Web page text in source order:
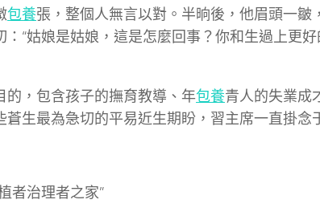
包養張，整個人無言以對。半晌後，他眉頭一皺
“姑娘是姑娘，這是怎麼回事？你和生過上更好
的，包含孩子的撫育教導、年包養青人的失業成
生最為急切的平易近生期盼，習主席一直掛念
者治理者之家”